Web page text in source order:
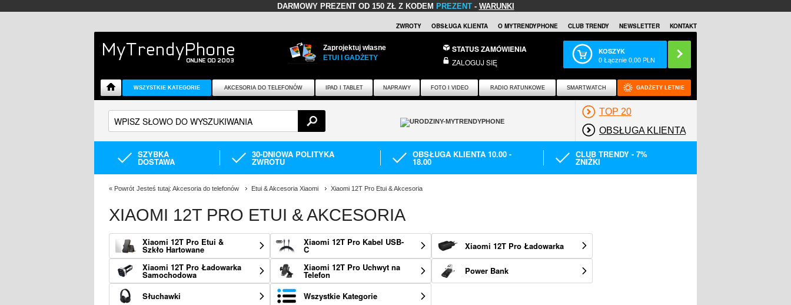
DARMOWY PREZENT OD 150 ZŁ Z KODEM PREZENT- WARUNKI
ZWROTY OBSŁUGA KLIENTA O MYTRENDYPHONE CLUB TRENDY NEWSLETTER KONTAKT
Zaprojektuj własne
ETUI I GADŻETY
STATUS ZAMÓWIENIA
ZALOGUJ SIĘ
KOSZYK
0Łącznie0,00 PLN
WSZYSTKIE KATEGORIE AKCESORIA DO TELEFONÓW IPAD I TABLET NAPRAWY FOTO I VIDEO RADIO RATUNKOWE SMARTWATCH GADŻETY LETNIE
TOP 20
OBSŁUGA KLIENTA
SZYBKA
DOSTAWA
30-DNIOWA POLITYKA
ZWROTU
OBSŁUGA KLIENTA 10.00 -
18.00
CLUB TRENDY - 7%
ZNIŻKI
« Powrót Jesteś tutaj: Akcesoria do telefonów Etui & Akcesoria Xiaomi Xiaomi 12T Pro Etui & Akcesoria
XIAOMI 12T PRO ETUI & AKCESORIA
Xiaomi 12T Pro Etui &
Szkło Hartowane
Xiaomi 12T Pro Kabel USB-
C
Xiaomi 12T Pro Ładowarka
Xiaomi 12T Pro Ładowarka
Samochodowa
Xiaomi 12T Pro Uchwyt na
Telefon Power Bank
Słuchawki Wszystkie Kategorie